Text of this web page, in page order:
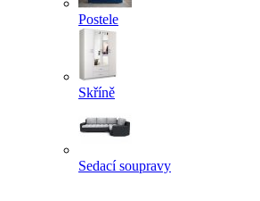
Postele
Skříně
Sedací soupravy